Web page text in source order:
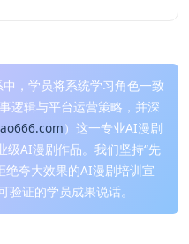
，学员将系统学习角色一致
逻辑与平台运营策略，并深
）这一专业AI漫剧
级AI漫剧作品。我们坚持“先
绝夸大效果的AI漫剧培训宣
证的学员成果说话。